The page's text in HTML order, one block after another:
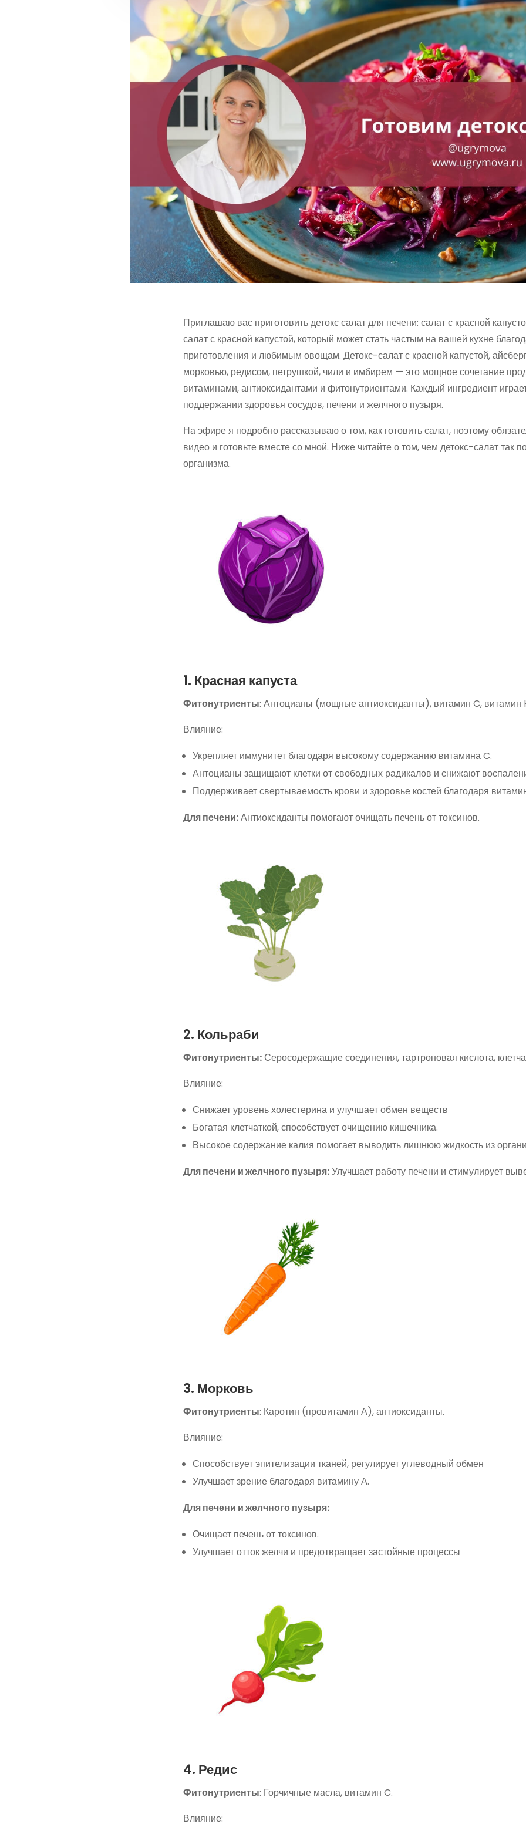
Приглашаю вас приготовить детокс салат для печени: салат с красной
салат с красной капустой, который может стать частым на вашей кухне
приготовления и любимым овощам. Детокс-салат с красной капустой,
морковью, редисом, петрушкой, чили и имбирем — это мощное сочетание
витаминами, антиоксидантами и фитонутриентами. Каждый ингредиент
поддержании здоровья сосудов, печени и желчного пузыря.
На эфире я подробно рассказываю о том, как готовить салат, поэтому
видео и готовьте вместе со мной. Ниже читайте о том, чем детокс-салат так
организма.
1. Красная капуста
Фитонутриенты: Антоцианы (мощные антиоксиданты), витамин C, витамин
Влияние:
Укрепляет иммунитет благодаря высокому содержанию витамина C.
Антоцианы защищают клетки от свободных радикалов и снижают
Поддерживает свертываемость крови и здоровье костей благодаря
Для печени:Антиоксиданты помогают очищать печень от токсинов.
2. Кольраби
Фитонутриенты:Серосодержащие соединения, тартроновая кислота,
Влияние:
Снижает уровень холестерина и улучшает обмен веществ
Богатая клетчаткой, способствует очищению кишечника.
Высокое содержание калия помогает выводить лишнюю жидкость из
Для печени и желчного пузыря:Улучшает работу печени и стимулирует
3. Морковь
Фитонутриенты: Каротин (провитамин А), антиоксиданты.
Влияние:
Способствует эпителизации тканей, регулирует углеводный обмен
Улучшает зрение благодаря витамину А.
Для печени и желчного пузыря:
Очищает печень от токсинов.
Улучшает отток желчи и предотвращает застойные процессы
4. Редис
Фитонутриенты: Горчичные масла, витамин C.
Влияние: